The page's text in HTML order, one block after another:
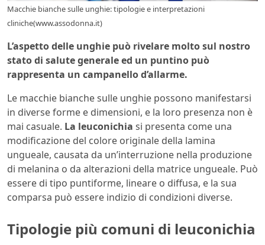
Macchie bianche sulle unghie: tipologie e interpretazioni
cliniche(www.assodonna.it)
L’aspetto delle unghie può rivelare molto sul nostro
stato di salute generale ed un puntino può
rappresenta un campanello d’allarme.
Le macchie bianche sulle unghie possono manifestarsi
in diverse forme e dimensioni, e la loro presenza non è
mai casuale. La leuconichia si presenta come una
modificazione del colore originale della lamina
ungueale, causata da un’interruzione nella produzione
di melanina o da alterazioni della matrice ungueale. Può
essere di tipo puntiforme, lineare o diffusa, e la sua
comparsa può essere indizio di condizioni diverse.
Tipologie più comuni di leuconichia